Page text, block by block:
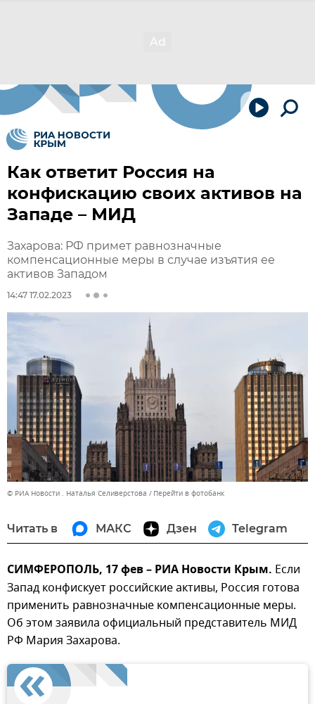
Как ответит Россия на
конфискацию своих активов на
Западе – МИД
Захарова: РФ примет равнозначные
компенсационные меры в случае изъятия ее
активов Западом
14:47 17.02.2023
© РИА Новости . Наталья Селиверстова Перейти в фотобанк
Читать в МАКС Дзен Telegram
СИМФЕРОПОЛЬ, 17 фев – РИА Новости Крым. Если
Запад конфискует российские активы, Россия готова
применить равнозначные компенсационные меры.
Об этом заявила официальный представитель МИД
РФ Мария Захарова.